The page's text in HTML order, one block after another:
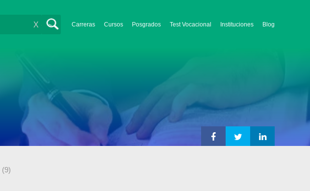
Carreras Cursos Posgrados Test Vocacional Instituciones Blog
X
(9)